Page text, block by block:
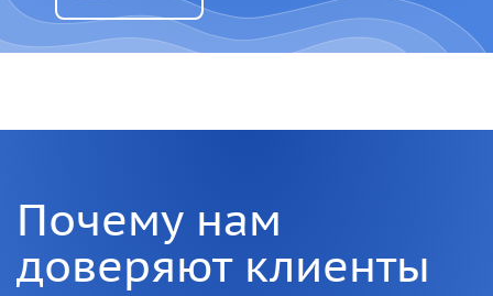
Почему нам
доверяют клиенты